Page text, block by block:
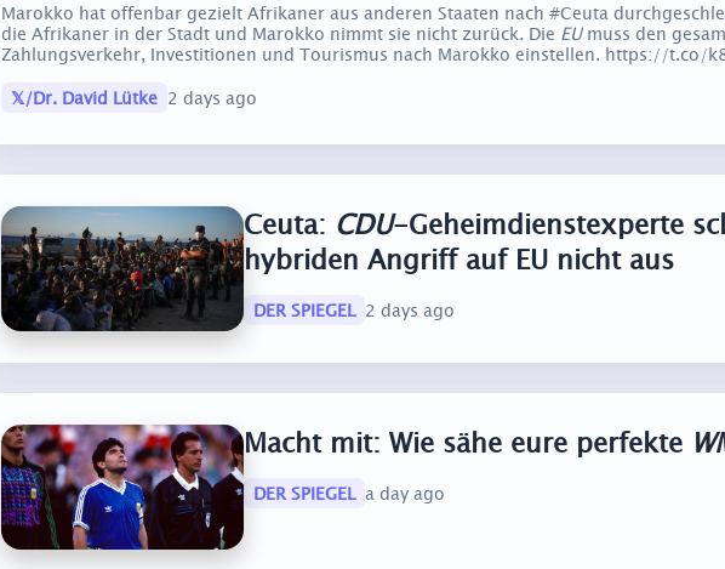
Marokko hat offenbar gezielt Afrikaner aus anderen Staaten nach #Ceuta
die Afrikaner in der Stadt und Marokko nimmt sie nicht zurück. Die EUmuss den
Zahlungsverkehr, Investitionen und Tourismus nach Marokko einstellen. https://t.co/
𝕏/Dr. David Lütke 2 days ago
Ceuta: CDU-Geheimdienstexperte
hybriden Angriff auf EU nicht aus
DER SPIEGEL 2 days ago
Macht mit: Wie sähe eure perfekte
DER SPIEGEL a day ago